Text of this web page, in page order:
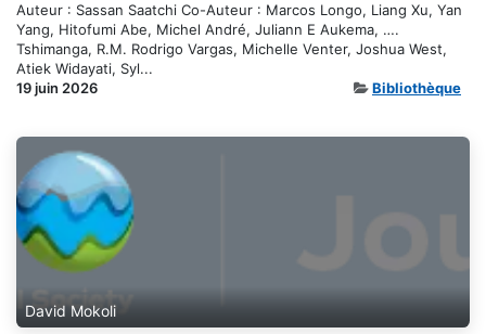
Auteur : Sassan Saatchi Co-Auteur : Marcos Longo, Liang Xu, Yan
Yang, Hitofumi Abe, Michel André, Juliann E Aukema, ….
Tshimanga, R.M. Rodrigo Vargas, Michelle Venter, Joshua West,
Atiek Widayati, Syl...
19 juin 2026
Bibliothèque
David Mokoli